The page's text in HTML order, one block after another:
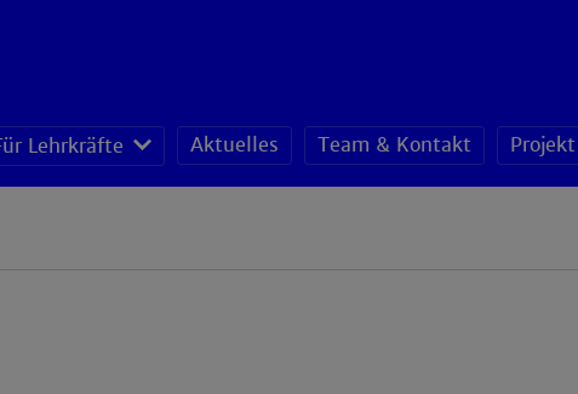
Lehrkräfte Aktuelles Team & Kontakt